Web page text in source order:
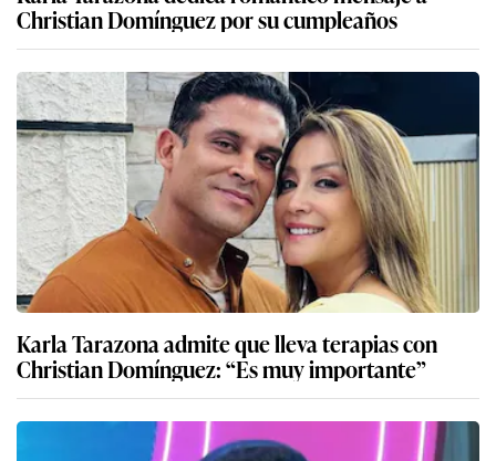
Christian Domínguez por su cumpleaños
Karla Tarazona admite que lleva terapias con
Christian Domínguez: “Es muy importante”